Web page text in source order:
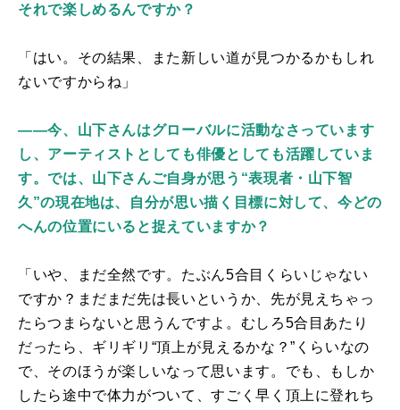
それで楽しめるんですか？
「はい。その結果、また新しい道が見つかるかもしれ
ないですからね」
――今、山下さんはグローバルに活動なさっています
し、アーティストとしても俳優としても活躍していま
す。では、山下さんご自身が思う“表現者・山下智
久”の現在地は、自分が思い描く目標に対して、今どの
へんの位置にいると捉えていますか？
「いや、まだ全然です。たぶん5合目くらいじゃない
ですか？まだまだ先は長いというか、先が見えちゃっ
たらつまらないと思うんですよ。むしろ5合目あたり
だったら、ギリギリ“頂上が見えるかな？”くらいなの
で、そのほうが楽しいなって思います。でも、もしか
したら途中で体力がついて、すごく早く頂上に登れち